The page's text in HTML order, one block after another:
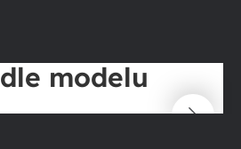
modelu